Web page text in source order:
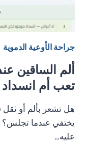
جراحة الأوعية الدموية
ألم الساقين
تعب أم
هل تشعر بألم أو
يختفي عندما
عليه…